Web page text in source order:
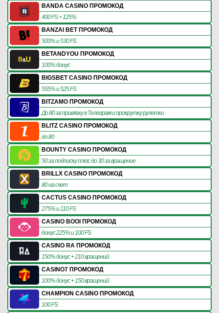
BANDA CASINO ПРОМОКОД
400 FS + 125%
BANZAI BET ПРОМОКОД
500% и 530 FS
BETANDYOU ПРОМОКОД
100% бонус
BIGSBET CASINO ПРОМОКОД
555% и 525 FS
BITZAMO ПРОМОКОД
До 80 за привязку в Телеграм и прокрутку рулетки
BLITZ CASINO ПРОМОКОД
до 80
BOUNTY CASINO ПРОМОКОД
50 за подписку плюс до 30 за вращение
BRILLX CASINO ПРОМОКОД
80 на счет
CACTUS CASINO ПРОМОКОД
275% и 110 FS
CASINO BOOI ПРОМОКОД
бонус 225% и 100 FS
CASINO RA ПРОМОКОД
150% бонус + 210 вращений
CASINO7 ПРОМОКОД
100% бонус + 150 вращений
CHAMPION CASINO ПРОМОКОД
100 FS